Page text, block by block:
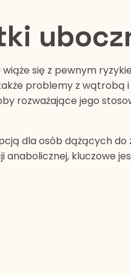
się z pewnym
problemy z wątrobą
rozważające jego
dla osób dążących do
kluczowe